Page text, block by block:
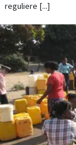
reguliere [...]